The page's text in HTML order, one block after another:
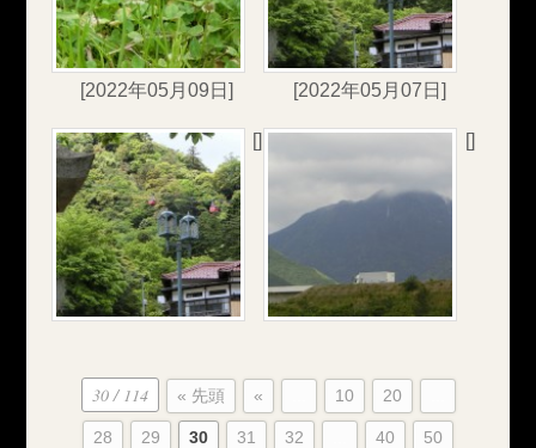
[2022年05月09日] [2022年05月07日]
[] []
30 / 114 « 先頭 « 10 20
28 29 30 31 32 40 50